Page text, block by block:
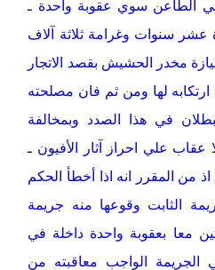
الطاعن سوي عقوبة واحدة ـ
لمدة عشر سنوات وغرامة ثلاثة آلاف
مخدر الحشيش بقصد الاتجار
لها ومن ثم فان مصلحته
في هذا الصدد وبمخالفة
عقاب علي احراز آثار الأفيون ـ
من المقرر انه اذا أخطأ الحكم
الثابت وقوعها منه جريمة
معا بعقوبة واحدة داخلة في
الجريمة الواجب معاقبته من